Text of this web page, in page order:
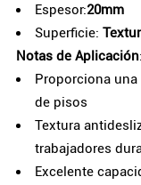
Espesor:20mm
Superficie:
Notas de Aplicación:
Proporciona
de pisos
Textura
trabajadores
Excelente